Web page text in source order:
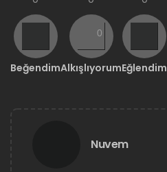
BeğendimAlkışlıyorumEğlendim
Nuvem